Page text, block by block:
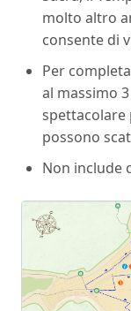
molto altro
consente di
Per
al massimo
possono
Non include